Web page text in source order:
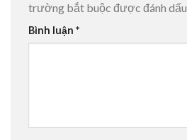
trường bắt buộc được đánh dấu
Bình luận *